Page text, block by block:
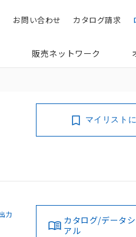
検索 カタログ請求
お問い合わせ
販売ネットワーク
マイリスト
力
カタログ/データ
アル